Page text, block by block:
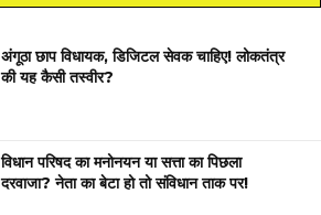
अंगूठा छाप विधायक, डिजिटल सेवक चाहिए! लोकतंत्र
की यह कैसी तस्वीर?
विधान परिषद का मनोनयन या सत्ता का पिछला
दरवाजा? नेता का बेटा हो तो संविधान ताक पर!